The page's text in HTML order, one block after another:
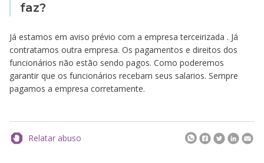
faz?
Já estamos em aviso prévio com a empresa terceirizada . Já
contratamos outra empresa. Os pagamentos e direitos dos
funcionários não estão sendo pagos. Como poderemos
garantir que os funcionários recebam seus salarios. Sempre
pagamos a empresa corretamente.
Relatar abuso